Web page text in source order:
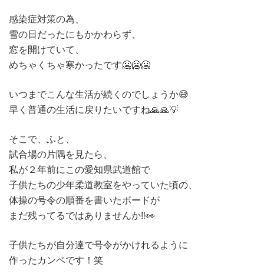
感染症対策の為、
雪の日だったにもかかわらず、
窓を開けていて、
めちゃくちゃ寒かったです🥶🥶🥶
いつまでこんな生活が続くのでしょうか😅
早く普通の生活に戻りたいですね🙏🙏💡
そこで、ふと、
試合場の片隅を見たら、
私が２年前にこの愛知県武道館で
子供たちの少年柔道教室をやっていた頃の、
体操の号令の順番を書いたボードが
まだ残ってるではありませんか‼️👀
子供たちが自分達で号令がかけれるように
作ったカンペです！笑